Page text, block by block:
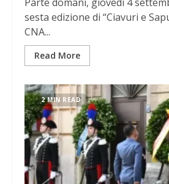
sesta edizione di “Ciavuri e
CNA...
Read More
2 MIN READ